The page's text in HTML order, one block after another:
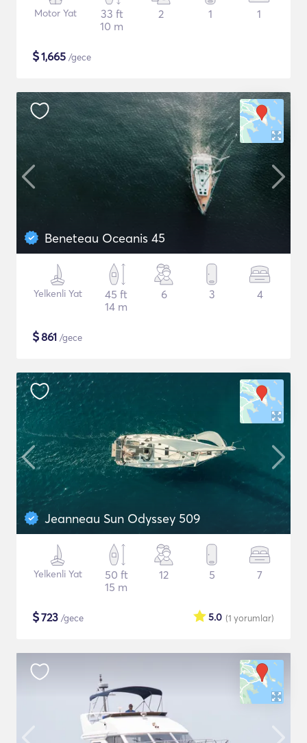
Motor Yat
33 ft
10 m
2 1 1
$1,665 /gece
Beneteau Oceanis 45
Yelkenli Yat
45 ft
14 m
6 3 4
$861 /gece
Jeanneau Sun Odyssey 509
Yelkenli Yat
50 ft
15 m
12 5 7
$723 /gece (1 yorumlar)
5.0